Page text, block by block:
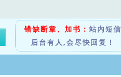
错缺断章、加书： 站内短信
后台有人,会尽快回复！